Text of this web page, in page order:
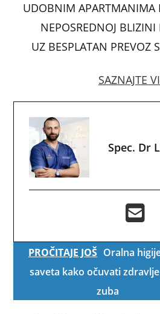
UDOBNIM APARTMANIMA
NEPOSREDNOJ BLIZINI
UZ BESPLATAN PREVOZ
SAZNAJTE
Spec. Dr
PROČITAJE JOŠ Oralna
saveta kako očuvati
zuba